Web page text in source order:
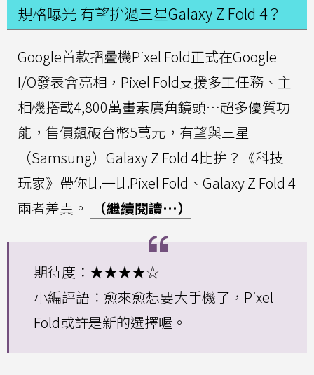
規格曝光 有望拚過三星Galaxy Z Fold 4？
Google首款摺疊機Pixel Fold正式在Google
I/O發表會亮相，Pixel Fold支援多工任務、主
相機搭載4,800萬畫素廣角鏡頭…超多優質功
能，售價飆破台幣5萬元，有望與三星
（Samsung）Galaxy Z Fold 4比拚？《科技
玩家》帶你比一比Pixel Fold、Galaxy Z Fold 4
兩者差異。
（繼續閱讀…）
期待度：★★★★☆
小編評語：愈來愈想要大手機了，Pixel
Fold或許是新的選擇喔。